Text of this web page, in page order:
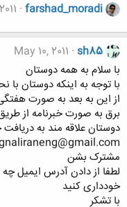
farshad_moradi
sh85
May 10, 2011
با سلام به همه دوستان
با توجه به اینکه دوستان
از این به بعد به صورت
برق به صورت خبرنامه از
دوستان علاقه مند به دریافت
مشترک بشن
لطفا از دادن آدرس ایمیل
خودداری کنید
با تشکر